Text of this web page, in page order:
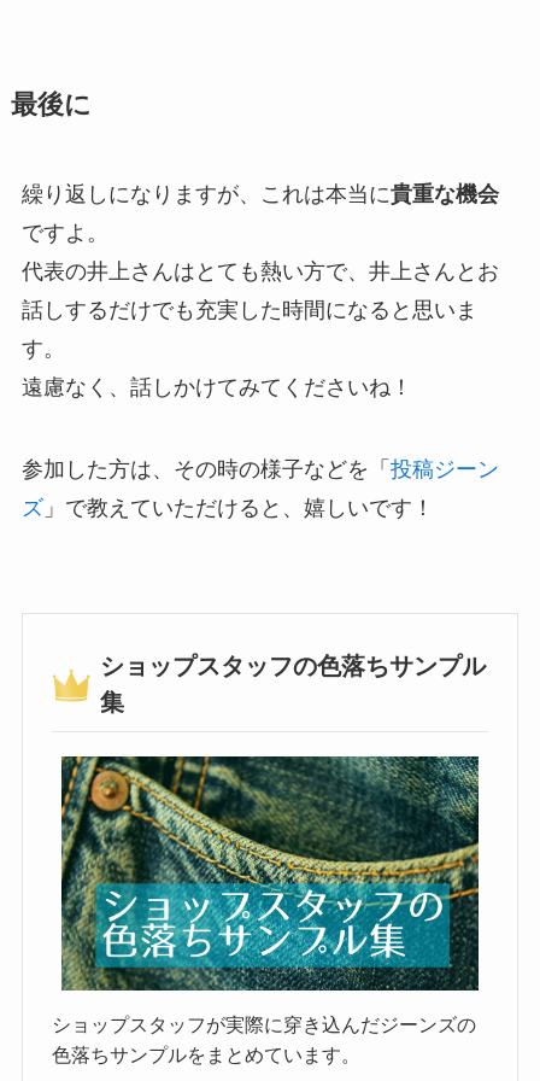
最後に
繰り返しになりますが、これは本当に貴重な機会
ですよ。
代表の井上さんはとても熱い方で、井上さんとお
話しするだけでも充実した時間になると思いま
す。
遠慮なく、話しかけてみてくださいね！
参加した方は、その時の様子などを「 投稿ジーン
ズ」で教えていただけると、嬉しいです！
ショップスタッフの色落ちサンプル
集
ショップスタッフが実際に穿き込んだジーンズの
色落ちサンプルをまとめています。